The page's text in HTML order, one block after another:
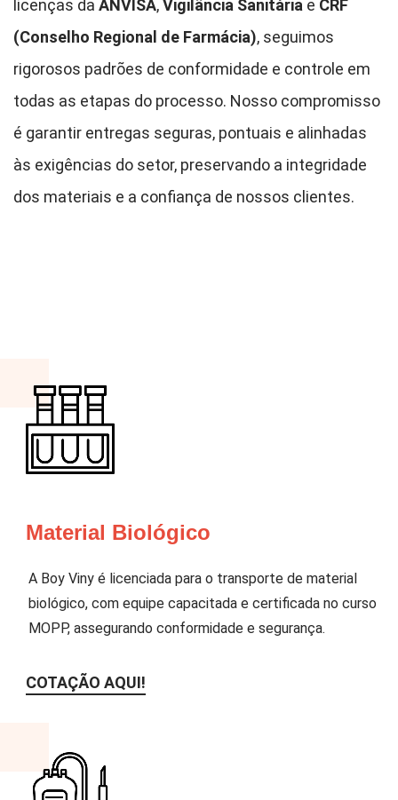
licenças da ANVISA,Vigilância Sanitária e CRF
(Conselho Regional de Farmácia), seguimos
rigorosos padrões de conformidade e controle em
todas as etapas do processo. Nosso compromisso
é garantir entregas seguras, pontuais e alinhadas
às exigências do setor, preservando a integridade
dos materiais e a confiança de nossos clientes.
Material Biológico
A Boy Viny é licenciada para o transporte de material
biológico, com equipe capacitada e certificada no curso
MOPP, assegurando conformidade e segurança.
COTAÇÃO AQUI!